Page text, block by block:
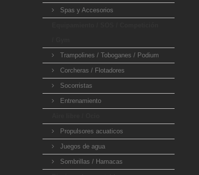
Spas y Accesorios
Trampolines / Toboganes / Podium
Corcheras / Flotadores
Socorristas
Entrenamiento
Propulsores acuaticos
Juegos de agua
Sombrillas / Hamacas